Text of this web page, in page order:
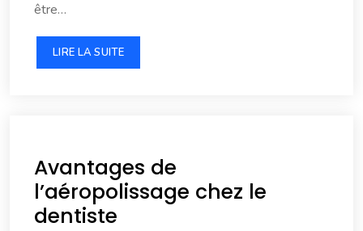
être…
LIRE LA SUITE
Avantages de
l’aéropolissage chez le
dentiste